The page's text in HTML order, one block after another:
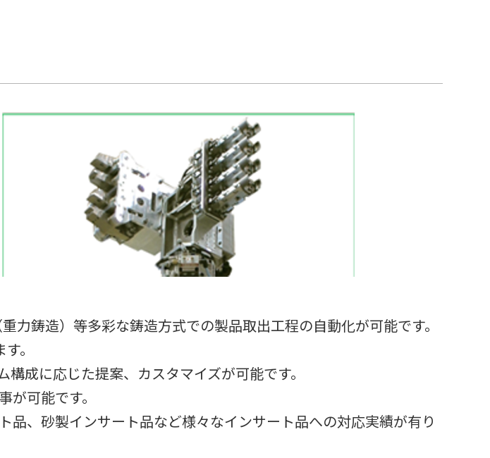
力鋳造）等多彩な鋳造方式での製品取出工程の自動化が可能です。
。
成に応じた提案、カスタマイズが可能です。
可能です。
品、砂製インサート品など様々なインサート品への対応実績が有り